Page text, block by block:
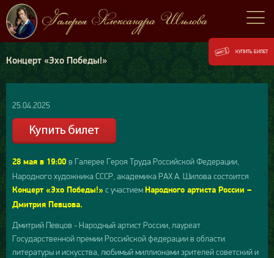
Концерт «Эхо Победы!»
25.04.2025
28 мая в 19:00 в Галерее Героя Труда Российской Федерации,
Народного художника СССР, академика РАХ А. Шилова состоится
Концерт «Эхо Победы!» с участием Народного артиста России –
Дмитрия Певцова.
Дмитрий Певцов - Народный артист России, лауреат
Государственной премии Российской федерации в области
литературы и искусства, любимый миллионами зрителей советский и
КУПИТЬ БИЛЕТ